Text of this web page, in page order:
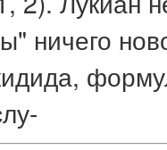
ничего